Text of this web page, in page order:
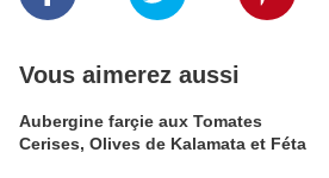
Vous aimerez aussi
Aubergine farçie aux Tomates
Cerises, Olives de Kalamata et Féta